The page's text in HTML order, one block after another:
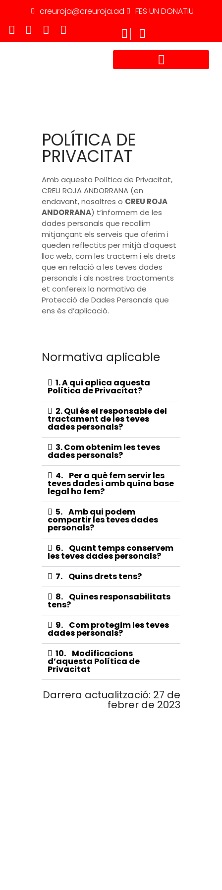
creuroja@creuroja.ad FES UN DONATIU
POLÍTICA DE
PRIVACITAT
Amb aquesta Política de Privacitat,
CREU ROJA ANDORRANA (en
endavant, nosaltres o CREU ROJA
ANDORRANA) t’informem de les
dades personals que recollim
mitjançant els serveis que oferim i
queden reflectits per mitjà d’aquest
lloc web, com les tractem i els drets
que en relació a les teves dades
personals i als nostres tractaments
et confereix la normativa de
Protecció de Dades Personals que
ens és d’aplicació.
Normativa aplicable
1. A qui aplica aquesta
Política de Privacitat?
2. Qui és el responsable del
tractament de les teves
dades personals?
3. Com obtenim les teves
dades personals?
4. Per a què fem servir les
teves dades i amb quina base
legal ho fem?
5. Amb qui podem
compartir les teves dades
personals?
6. Quant temps conservem
les teves dades personals?
7. Quins drets tens?
8. Quines responsabilitats
tens?
9. Com protegim les teves
dades personals?
10. Modificacions
d’aquesta Política de
Privacitat
Darrera actualització: 27 de
febrer de 2023